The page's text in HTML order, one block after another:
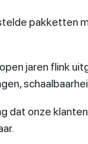
pakketten
jaren flink
dat onze